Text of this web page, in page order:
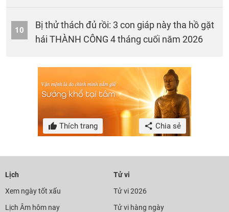
10
Bị thử thách đủ rồi: 3 con giáp này tha hồ gặt
hái THÀNH CÔNG 4 tháng cuối năm 2026
Thích trang Chia sẻ
Lịch
Xem ngày tốt xấu
Lịch Âm hôm nay
Tử vi
Tử vi 2026
Tử vi hàng ngày